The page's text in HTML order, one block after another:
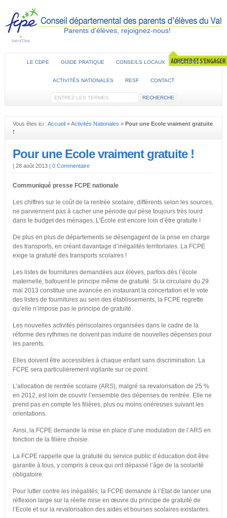
Parents d'élèves, rejoignez-nous!
LE CDPE GUIDE PRATIQUE CONSEILS LOCAUX ACTIONS
ACTIVITÉS NATIONALES RESF CONTACT
Vous êtes ici : Accueil»Activités Nationales » Pour une Ecole vraiment gratuite
!
Pour une Ecole vraiment gratuite !
| 28 août 2013 | 0 Commentaire
Communiqué presse FCPE nationale
Les chiffres sur le coût de la rentrée scolaire, différents selon les sources,
ne parviennent pas à cacher une période qui pèse toujours très lourd
dans le budget des ménages. L’École est encore loin d’être gratuite !
De plus en plus de départements se désengagent de la prise en charge
des transports, en créant davantage d’inégalités territoriales. La FCPE
exige la gratuité des transports scolaires !
Les listes de fournitures demandées aux élèves, parfois dès l’école
maternelle, bafouent le principe même de gratuité. Si la circulaire du 29
mai 2013 constitue une avancée en instaurant la concertation et le vote
des listes de fournitures au sein des établissements, la FCPE regrette
qu’elle n’impose pas le principe de gratuité.
Les nouvelles activités périscolaires organisées dans le cadre de la
réforme des rythmes ne doivent pas induire de nouvelles dépenses pour
les parents.
Elles doivent être accessibles à chaque enfant sans discrimination. La
FCPE sera particulièrement vigilante sur ce point.
L’allocation de rentrée scolaire (ARS), malgré sa revalorisation de 25 %
en 2012, est loin de couvrir l’ensemble des dépenses de rentrée. Elle ne
prend pas en compte les filières, plus ou moins onéreuses suivant les
orientations.
Ainsi, la FCPE demande la mise en place d’une modulation de l’ARS en
fonction de la filière choisie.
La FCPE rappelle que la gratuité du service public d’éducation doit être
garantie à tous, y compris à ceux qui ont dépassé l’âge de la scolarité
obligatoire.
Pour lutter contre les inégalités, la FCPE demande à l’Etat de lancer une
réflexion large sur la réelle mise en œuvre du principe de gratuité de
l’Ecole et sur la revalorisation des aides et bourses scolaires existantes.